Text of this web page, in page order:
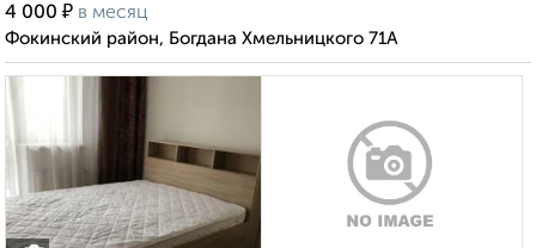
4 000 ₽ в месяц
Фокинский район, Богдана Хмельницкого 71А